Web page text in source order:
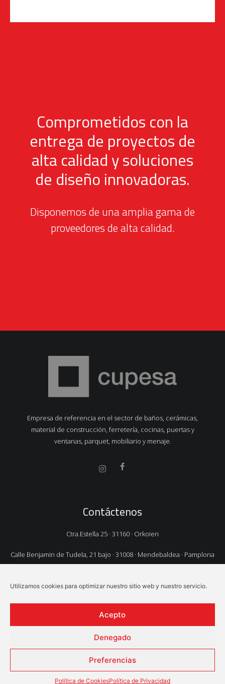
Utilizamos cookies para optimizar nuestro sitio web y nuestro servicio.
Acepto
Denegado
Preferencias
Política de CookiesPolítica de Privacidad
Comprometidos con la
entrega de proyectos de
alta calidad y soluciones
de diseño innovadoras.
Disponemos de una amplia gama de
proveedores de alta calidad.
Empresa de referencia en el sector de baños, cerámicas,
material de construcción, ferretería, cocinas, puertas y
ventanas, parquet, mobiliario y menaje.
Contáctenos
Ctra.Estella 25 · 31160 · Orkoien
Calle Benjamin de Tudela, 21 bajo · 31008 · Mendebaldea · Pamplona
EMAIL: cupesa@cupesa.com
© Cupesa · Desarrollado con porGoviwebs
Política de privacidad·
RRSS·Política de cookies